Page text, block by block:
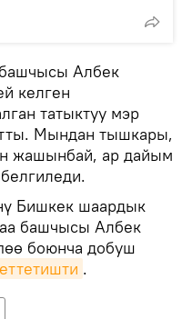
Албек
келген
татыктуу мэр
Мындан тышкары,
жашынбай, ар дайым
Бишкек шаардык
башчысы Албек
боюнча добуш
.